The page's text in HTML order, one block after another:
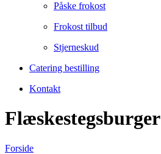
Påske frokost
Frokost tilbud
Stjerneskud
Catering bestilling
Kontakt
Flæskestegsburger
Forside